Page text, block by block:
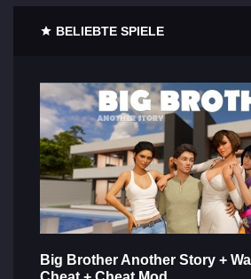
BELIEBTE SPIELE
Big Brother Another Story +